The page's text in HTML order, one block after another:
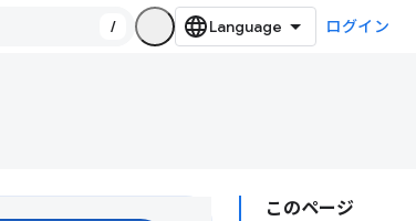
/ ログイン
このページ